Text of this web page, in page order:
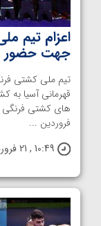
اعزام تیم‌
جهت حضور
تیم ملی کشتی
قهرمانی آسیا به
فروردین ...
10:49 , 21 فروردین 00